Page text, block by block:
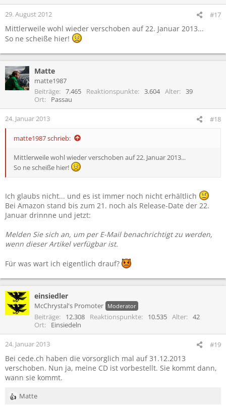
29. August 2012 #17
Mittlerweile wohl wieder verschoben auf 22. Januar 2013...
So ne scheiße hier!
Matte
matte1987
Beiträge
7.465 Reaktionspunkte 3.604 Alter
39
Ort
Passau
24. Januar 2013 #18
matte1987 schrieb:
Mittlerweile wohl wieder verschoben auf 22. Januar 2013...
So ne scheiße hier!
Ich glaubs nicht... und es ist immer noch nicht erhältlich
Bei Amazon stand bis zum 21. noch als Release-Date der 22.
Januar drinnne und jetzt:
Melden Sie sich an, um per E-Mail benachrichtigt zu werden,
wenn dieser Artikel verfügbar ist.
Für was wart ich eigentlich drauf?
einsiedler
McChrystal's Promoter Moderator
Beiträge 12.308 Reaktionspunkte 10.535 Alter
42
Ort
Einsiedeln
24. Januar 2013 #19
Bei cede.ch haben die vorsorglich mal auf 31.12.2013
verschoben. Nun ja, meine CD ist vorbestellt. Sie kommt dann,
wann sie kommt.
R
Matte